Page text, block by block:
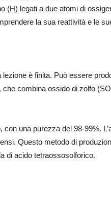
(H) legati a due atomi di
la sua reattività e le
è finita. Può essere
combina ossido di zolfo
una purezza del 98-99%.
Questo metodo di
di acido tetraossosolforico.